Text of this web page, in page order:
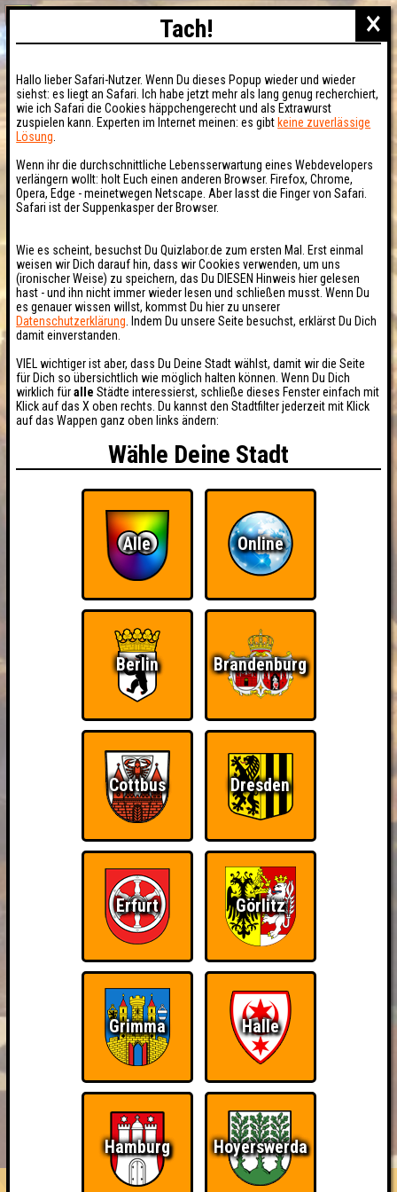
HIGHSCORE RESERVIERUNG
FAQ ÜBER UNS
×
Tach!
Hallo lieber Safari-Nutzer. Wenn Du dieses Popup wieder und wieder
siehst: es liegt an Safari. Ich habe jetzt mehr als lang genug recherchiert,
wie ich Safari die Cookies häppchengerecht und als Extrawurst
zuspielen kann. Experten im Internet meinen: es gibt keine zuverlässige
Lösung
Wenn ihr die durchschnittliche Lebensserwartung eines Webdevelopers
verlängern wollt: holt Euch einen anderen Browser. Firefox, Chrome,
Opera, Edge - meinetwegen Netscape. Aber lasst die Finger von Safari.
Safari ist der Suppenkasper der Browser.
Wie es scheint, besuchst Du Quizlabor.de zum ersten Mal. Erst einmal
weisen wir Dich darauf hin, dass wir Cookies verwenden, um uns
(ironischer Weise) zu speichern, das Du DIESEN Hinweis hier gelesen
hast - und ihn nicht immer wieder lesen und schließen musst. Wenn Du
es genauer wissen willst, kommst Du hier zu unserer
Datenschutzerklärung . Indem Du unsere Seite besuchst, erklärst Du Dich
damit einverstanden.
VIEL wichtiger ist aber, dass Du Deine Stadt wählst, damit wir die Seite
für Dich so übersichtlich wie möglich halten können. Wenn Du Dich
wirklich füralle Städte interessierst, schließe dieses Fenster einfach mit
Klick auf das X oben rechts. Du kannst den Stadtfilter jederzeit mit Klick
auf das Wappen ganz oben links ändern:
Wähle Deine Stadt
Alle Online
Berlin Brandenburg
Cottbus Dresden
Erfurt Görlitz
Grimma Halle
Hamburg Hoyerswerda